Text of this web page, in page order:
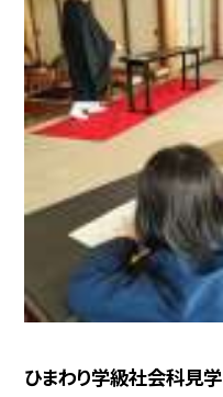
ひまわり学級社会科見学